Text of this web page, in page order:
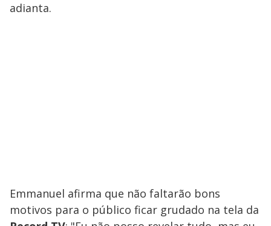
adianta.
Emmanuel afirma que não faltarão bons
motivos para o público ficar grudado na tela da